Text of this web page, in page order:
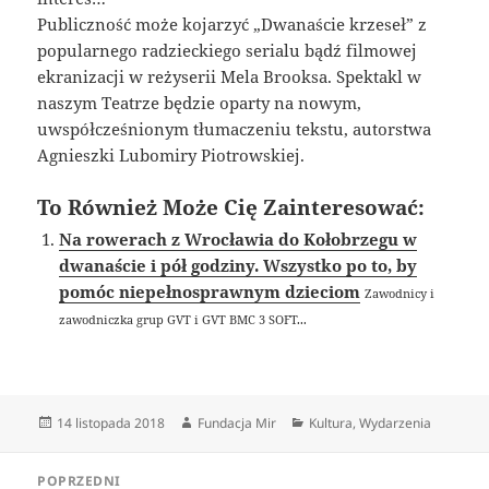
Publiczność może kojarzyć „Dwanaście krzeseł” z
popularnego radzieckiego serialu bądź filmowej
ekranizacji w reżyserii Mela Brooksa. Spektakl w
naszym Teatrze będzie oparty na nowym,
uwspółcześnionym tłumaczeniu tekstu, autorstwa
Agnieszki Lubomiry Piotrowskiej.
To Również Może Cię Zainteresować:
Na rowerach z Wrocławia do Kołobrzegu w
dwanaście i pół godziny. Wszystko po to, by
pomóc niepełnosprawnym dzieciom Zawodnicy i
zawodniczka grup GVT i GVT BMC 3 SOFT...
Data
14 listopada 2018 Autor
Fundacja Mir Kategorie
Kultura,Wydarzenia
POPRZEDNI